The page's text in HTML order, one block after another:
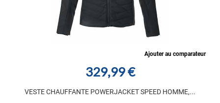
Ajouter au comparateur
329,99 €
VESTE CHAUFFANTE POWERJACKET SPEED HOMME,...